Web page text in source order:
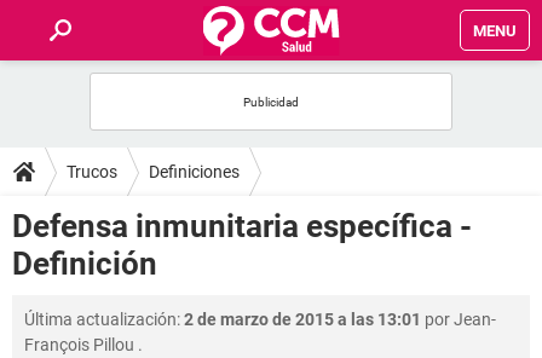
MENU
FOROS
SALUD
FAMILIA
NUTRICIÓN
Trucos Definiciones
Defensa inmunitaria específica -
Definición
Última actualización:2 de marzo de 2015 a las 13:01 porJean-
François Pillou .